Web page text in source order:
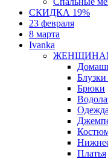
СКИДКА 19%
23 февраля
8 марта
Ivanka
Брюки
Платья